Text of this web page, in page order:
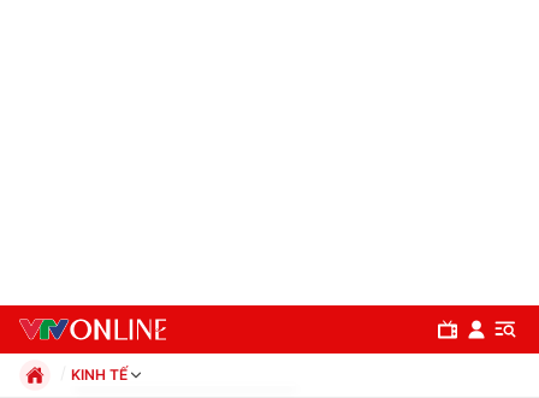
KINH TẾ